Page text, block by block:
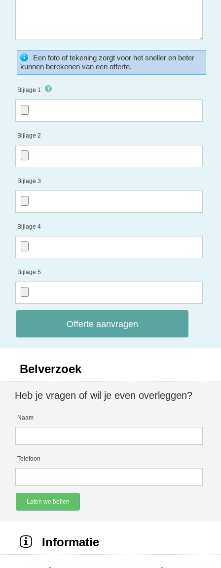
Een foto of tekening zorgt voor het sneller en beter
kunnen berekenen van een offerte.
Bijlage 1
Bijlage 2
Bijlage 3
Bijlage 4
Bijlage 5
Offerte aanvragen
Belverzoek
Heb je vragen of wil je even overleggen?
Naam
Telefoon
Laten we bellen
Informatie